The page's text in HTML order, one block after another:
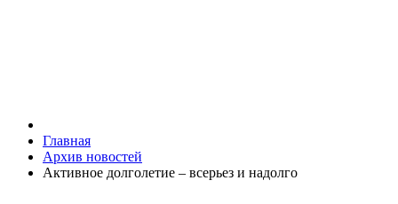
Главная
Архив новостей
Активное долголетие – всерьез и надолго